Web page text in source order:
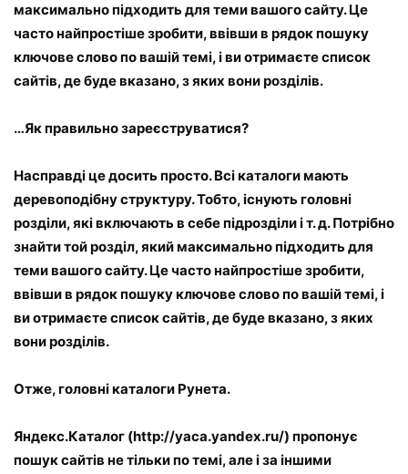
максимально підходить для теми вашого сайту. Це
часто найпростіше зробити, ввівши в рядок пошуку
ключове слово по вашій темі, і ви отримаєте список
сайтів, де буде вказано, з яких вони розділів.
…Як правильно зареєструватися?
Насправді це досить просто. Всі каталоги мають
деревоподібну структуру. Тобто, існують головні
розділи, які включають в себе підрозділи і т. д. Потрібно
знайти той розділ, який максимально підходить для
теми вашого сайту. Це часто найпростіше зробити,
ввівши в рядок пошуку ключове слово по вашій темі, і
ви отримаєте список сайтів, де буде вказано, з яких
вони розділів.
Отже, головні каталоги Рунета.
Яндекс.Каталог (http://yaca.yandex.ru/) пропонує
пошук сайтів не тільки по темі, але і за іншими